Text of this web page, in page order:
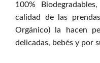
100%
calidad de las
Orgánico) la hacen
delicadas, bebés y por